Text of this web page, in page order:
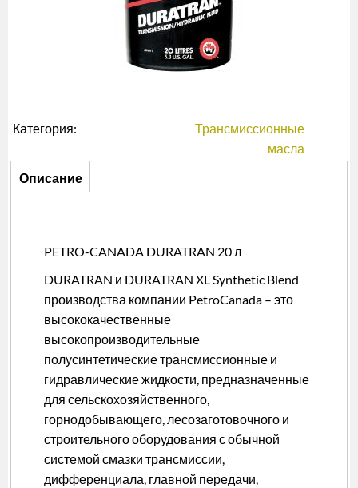
Категория:
Трансмиссионные
масла
Описание
Описание
PETRO-CANADA DURATRAN 20 л
DURATRAN и DURATRAN XL Synthetic Blend
производства компании PetroCanada – это
высококачественные
высокопроизводительные
полусинтетические трансмиссионные и
гидравлические жидкости, предназначенные
для сельскохозяйственного,
горнодобывающего, лесозаготовочного и
строительного оборудования с обычной
системой смазки трансмиссии,
дифференциала, главной передачи,